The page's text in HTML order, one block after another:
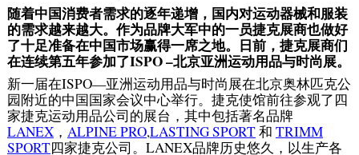
随着中国消费者需求的逐年递增，国内对运动器械和服装
的需求越来越大。作为品牌大军中的一员捷克展商也做好
了十足准备在中国市场赢得一席之地。日前，捷克展商们
在连续第五年参加了ISPO –北京亚洲运动用品与时尚展。
新一届在ISPO—亚洲运动用品与时尚展在北京奥林匹克公
园附近的中国国家会议中心举行。捷克使馆前往参观了四
家捷克运动用品公司的展台，其中包括著名品牌
LANEX， ALPINE PRO,LASTING SPORT和 TRIMM
SPORT四家捷克公司。LANEX品牌历史悠久，以生产各